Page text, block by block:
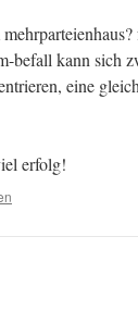
befall kann sich
eine
erfolg!